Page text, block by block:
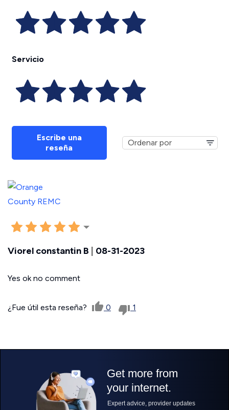
Servicio
Escribe una
reseña
Viorel constantin B 08-31-2023
Yes ok no comment
¿Fue útil esta reseña? 0 1